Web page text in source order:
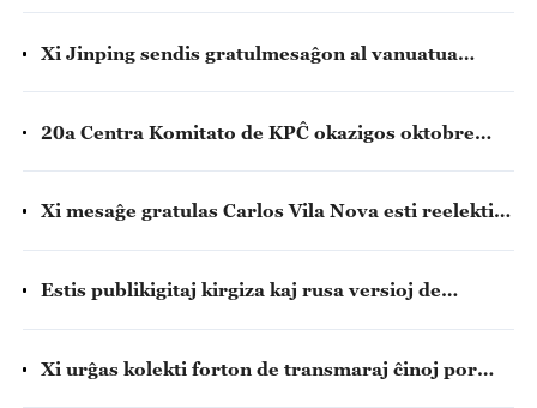
Xi Jinping sendis gratulmesaĝon al vanuatua
20a Centra Komitato de KPĈ okazigos oktobre
Xi mesaĝe gratulas Carlos Vila Nova esti reelektita
Estis publikigitaj kirgiza kaj rusa versioj de
al Partia Konstruado en Biŝkeko
Xi urĝas kolekti forton de transmaraj ĉinoj por